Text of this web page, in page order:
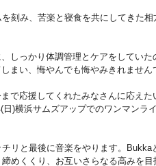
を刻み、苦楽と寝食を共にしてきた
しっかり体調管理とケアをしてい
まい、悔やんでも悔やみきれません
で応援してくれたみなさんに応え
)横浜サムズアップでのワンマンラ
リと最後に音楽をやります。
めくくり、お互いさらなる高みを